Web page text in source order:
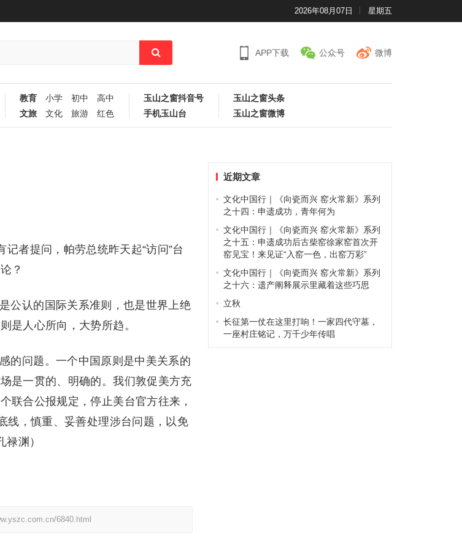
2026年08月07日 星期五
APP下载 公众号 微博
教育 小学 初中
高中
文旅
文化 旅游 红色
玉山之窗抖音号
手机玉山台
玉山之窗头条
玉山之窗微博
者提问，帕劳总统昨天起“访问”台
？
认的国际关系准则，也是世界上绝
是人心所向，大势所趋。
问题。一个中国原则是中美关系的
是一贯的、明确的。我们敦促美方充
联合公报规定，停止美台官方往来，
线，慎重、妥善处理涉台问题，以免
渊）
6840.html
近期文章
文化中国行｜《向瓷而兴 窑火常新》系列
之十四：申遗成功，青年何为
文化中国行｜《向瓷而兴 窑火常新》系列
之十五：申遗成功后古柴窑徐家窑首次开
窑见宝！来见证“入窑一色，出窑万彩”
文化中国行｜《向瓷而兴 窑火常新》系列
之十六：遗产阐释展示里藏着这些巧思
立秋
长征第一仗在这里打响！一家四代守墓，
一座村庄铭记，万千少年传唱